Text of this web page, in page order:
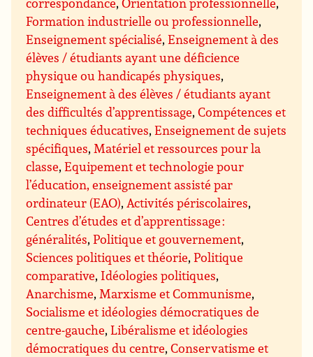
Formation industrielle ou professionnelle,
Enseignement spécialisé,Enseignement à des
élèves / étudiants ayant une déficience
physique ou handicapés physiques,
Enseignement à des élèves / étudiants ayant
des difficultés d’apprentissage,Compétences et
techniques éducatives,Enseignement de sujets
spécifiques,Matériel et ressources pour la
classe,Equipement et technologie pour
l’éducation, enseignement assisté par
ordinateur (EAO),Activités périscolaires,
Centres d’études et d’apprentissage :
généralités,Politique et gouvernement,
Sciences politiques et théorie,Politique
comparative, Idéologies politiques,
Anarchisme,Marxisme et Communisme,
Socialisme et idéologies démocratiques de
centre-gauche,Libéralisme et idéologies
démocratiques du centre,Conservatisme et